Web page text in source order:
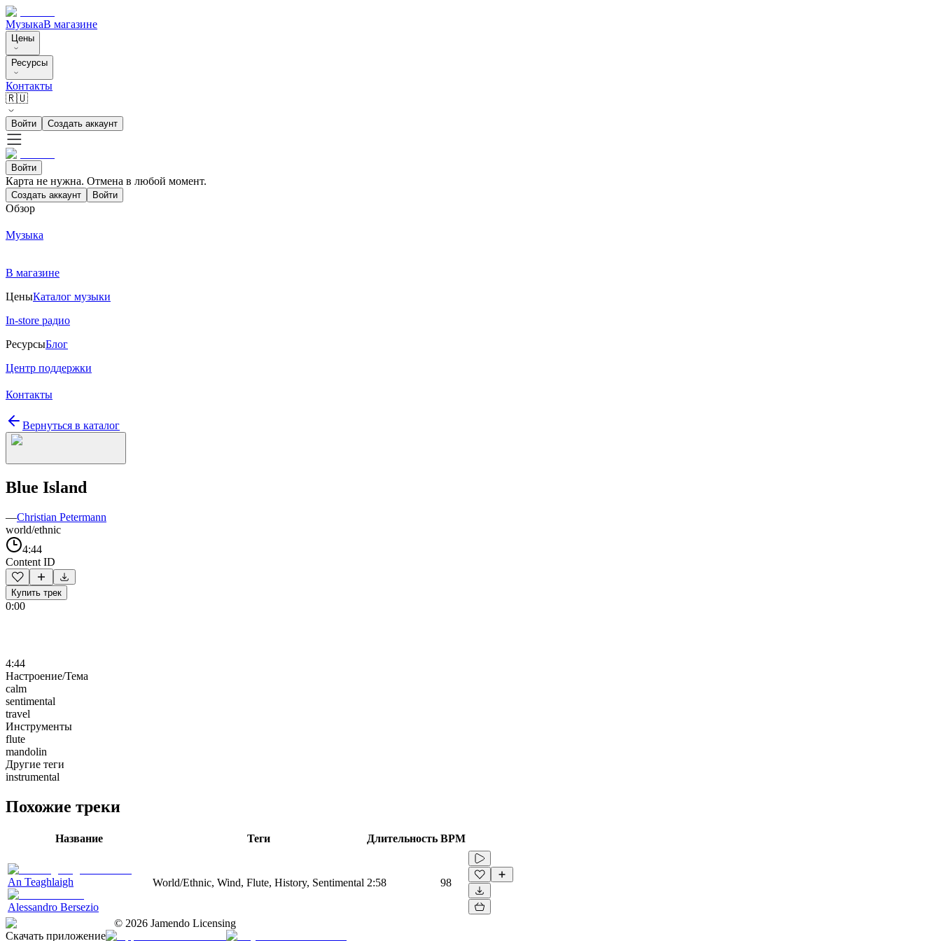
МузыкаВ магазине
Цены
Ресурсы
Контакты
🇷🇺
Войти Создать аккаунт
Войти
Карта не нужна. Отмена в любой момент.
Создать аккаунт Войти
Обзор
Музыка
В магазине
ЦеныКаталог музыки
In-store радио
РесурсыБлог
Центр поддержки
Контакты
Вернуться в каталог
Blue Island
—Christian Petermann
world/ethnic
4:44
Content ID
Купить трек
0:00
4:44
Настроение/Тема
calm
sentimental
travel
Инструменты
flute
mandolin
Другие теги
instrumental
Похожие треки
Название Теги Длительность BPM
An Teaghlaigh
Alessandro Bersezio
World/Ethnic, Wind, Flute, History, Sentimental 2:58 98
© 2026 Jamendo Licensing
Скачать приложение